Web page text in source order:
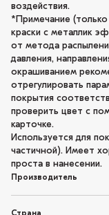
воздействия.
*Примечание
краски с металлик
от метода
давления,
окрашиванием
отрегулировать
покрытия
проверить цвет с
карточке.
Используется для
частичной). Имеет
проста в нанесении.
Производитель